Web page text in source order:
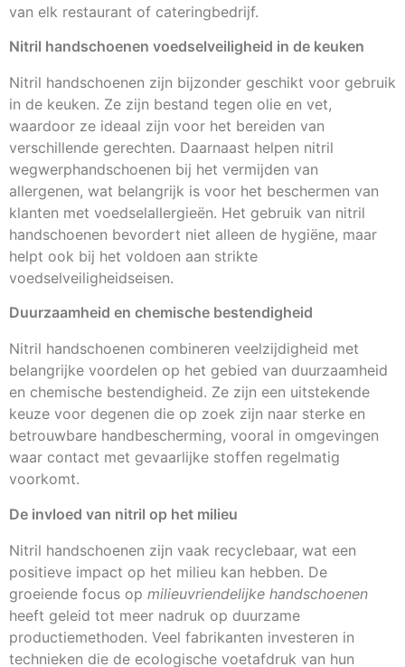
van elk restaurant of cateringbedrijf.
Nitril handschoenen voedselveiligheid in de keuken
Nitril handschoenen zijn bijzonder geschikt voor gebruik
in de keuken. Ze zijn bestand tegen olie en vet,
waardoor ze ideaal zijn voor het bereiden van
verschillende gerechten. Daarnaast helpen nitril
wegwerphandschoenen bij het vermijden van
allergenen, wat belangrijk is voor het beschermen van
klanten met voedselallergieën. Het gebruik van nitril
handschoenen bevordert niet alleen de hygiëne, maar
helpt ook bij het voldoen aan strikte
voedselveiligheidseisen.
Duurzaamheid en chemische bestendigheid
Nitril handschoenen combineren veelzijdigheid met
belangrijke voordelen op het gebied van duurzaamheid
en chemische bestendigheid. Ze zijn een uitstekende
keuze voor degenen die op zoek zijn naar sterke en
betrouwbare handbescherming, vooral in omgevingen
waar contact met gevaarlijke stoffen regelmatig
voorkomt.
De invloed van nitril op het milieu
Nitril handschoenen zijn vaak recyclebaar, wat een
positieve impact op het milieu kan hebben. De
groeiende focus op milieuvriendelijke handschoenen
heeft geleid tot meer nadruk op duurzame
productiemethoden. Veel fabrikanten investeren in
technieken die de ecologische voetafdruk van hun